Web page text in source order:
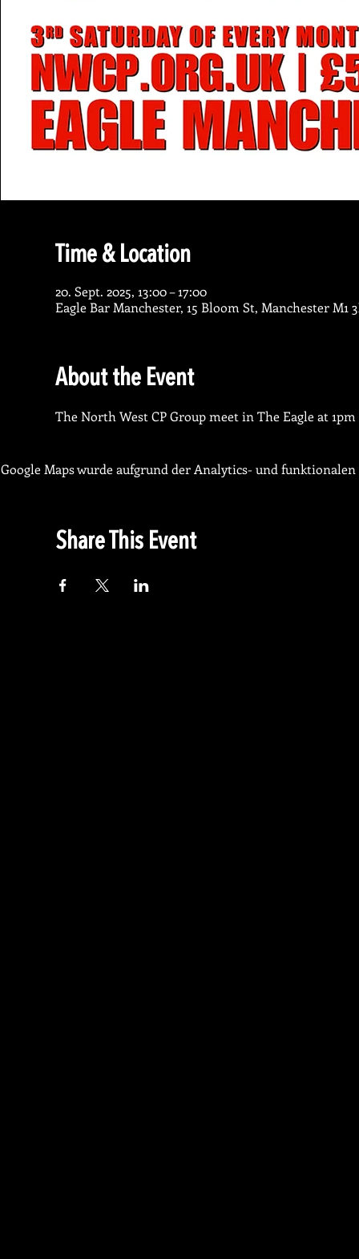
Time & Location
20. Sept. 2025, 13:00 – 17:00
Eagle Bar Manchester, 15 Bloom St, Manchester M1
About the Event
The North West CP Group meet in The Eagle at
Google Maps wurde aufgrund der Analytics- und
Share This Event